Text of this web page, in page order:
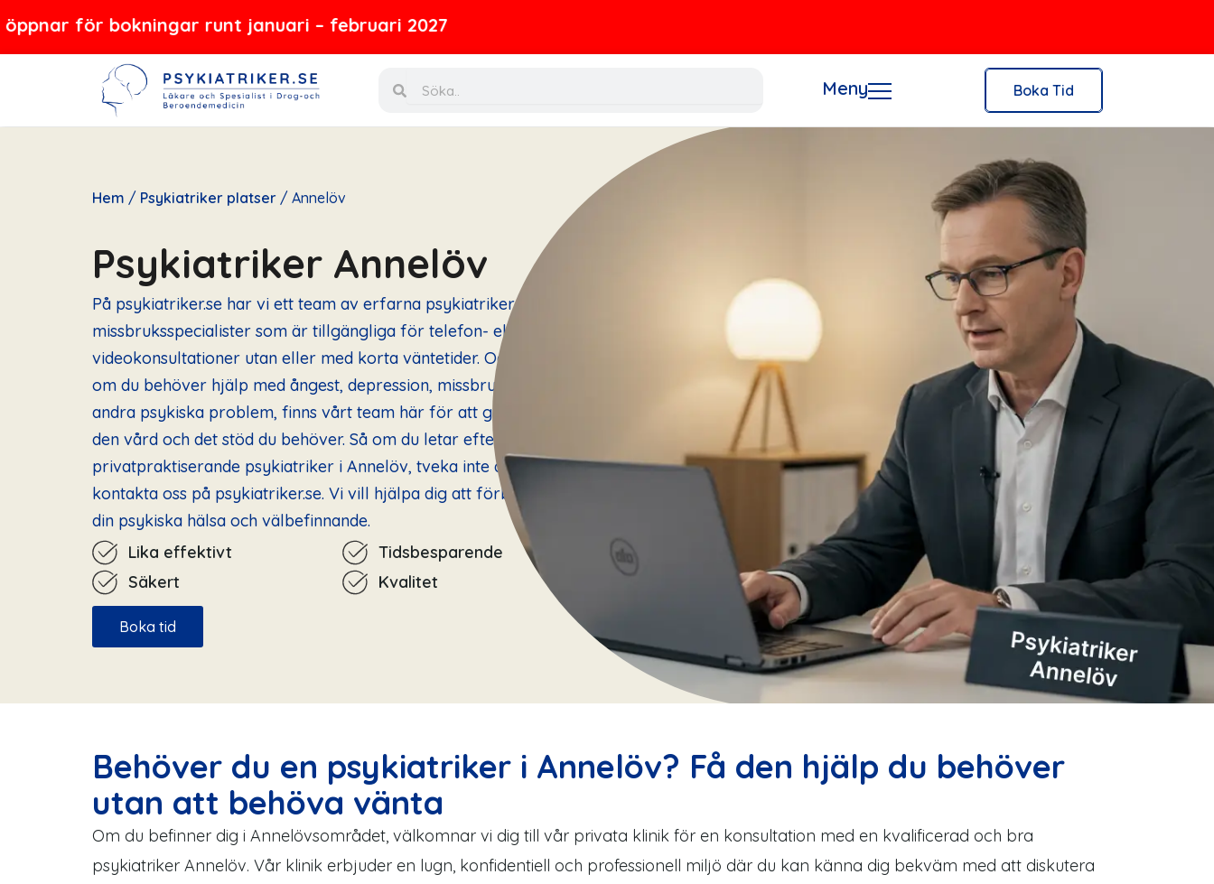
runt januari – februari 2027
Hoppa
Meny Boka Tid
Hem / Psykiatriker platser / Annelöv
Psykiatriker Annelöv
På psykiatriker.se har vi ett team av erfarna psykiatriker och
missbruksspecialister som är tillgängliga för telefon- eller
videokonsultationer utan eller med korta väntetider. Oavsett
om du behöver hjälp med ångest, depression, missbruk eller
andra psykiska problem, finns vårt team här för att ge dig
den vård och det stöd du behöver. Så om du letar efter en
privatpraktiserande psykiatriker i Annelöv, tveka inte att
kontakta oss på psykiatriker.se. Vi vill hjälpa dig att förbättra
din psykiska hälsa och välbefinnande.
Lika effektivt
Tidsbesparende
Säkert
Kvalitet
Boka tid
Behöver du en psykiatriker i Annelöv? Få den hjälp du behöver
utan att behöva vänta
Om du befinner dig i Annelövsområdet, välkomnar vi dig till vår privata klinik för en konsultation med en kvalificerad och bra
psykiatriker Annelöv. Vår klinik erbjuder en lugn, konfidentiell och professionell miljö där du kan känna dig bekväm med att diskutera